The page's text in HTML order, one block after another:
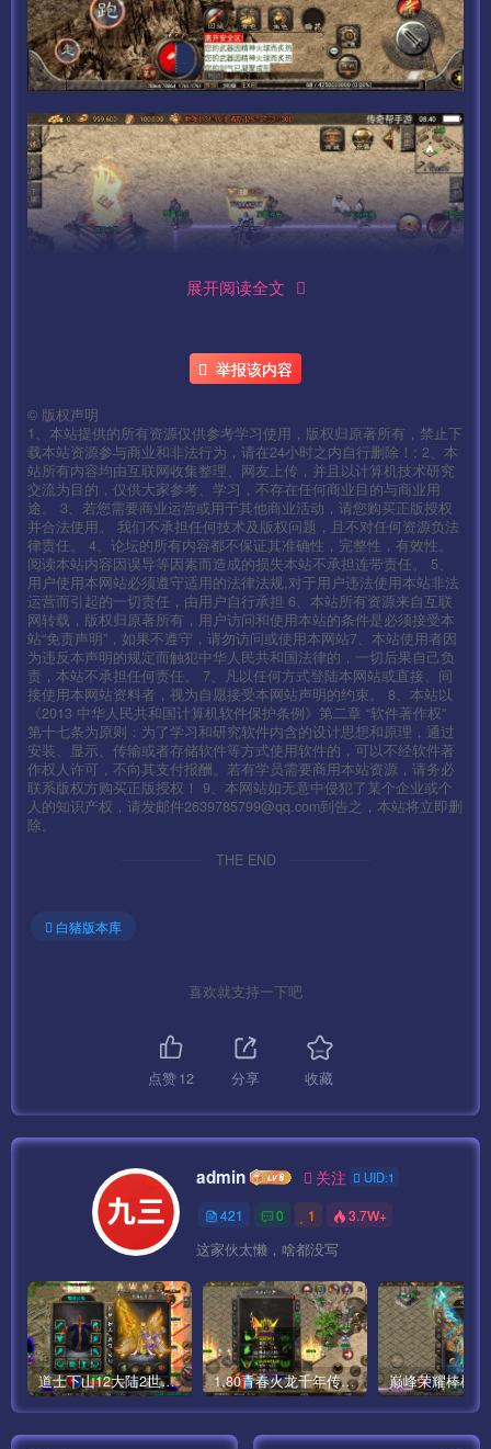
展开阅读全文
举报该内容
© 版权声明
1、本站提供的所有资源仅供参考学习使用，版权归原著所有，禁止下
载本站资源参与商业和非法行为，请在24小时之内自行删除！; 2、本
站所有内容均由互联网收集整理、网友上传，并且以计算机技术研究
交流为目的，仅供大家参考、学习，不存在任何商业目的与商业用
途。 3、若您需要商业运营或用于其他商业活动，请您购买正版授权
并合法使用。 我们不承担任何技术及版权问题，且不对任何资源负法
律责任。 4、论坛的所有内容都不保证其准确性，完整性，有效性。
阅读本站内容因误导等因素而造成的损失本站不承担连带责任。 5、
用户使用本网站必须遵守适用的法律法规,对于用户违法使用本站非法
运营而引起的一切责任，由用户自行承担 6、本站所有资源来自互联
网转载，版权归原著所有，用户访问和使用本站的条件是必须接受本
站“免责声明”，如果不遵守，请勿访问或使用本网站7、本站使用者因
为违反本声明的规定而触犯中华人民共和国法律的，一切后果自己负
责，本站不承担任何责任。 7、凡以任何方式登陆本网站或直接、间
接使用本网站资料者，视为自愿接受本网站声明的约束。 8、本站以
《2013 中华人民共和国计算机软件保护条例》第二章 “软件著作权”
第十七条为原则：为了学习和研究软件内含的设计思想和原理，通过
安装、显示、传输或者存储软件等方式使用软件的，可以不经软件著
作权人许可，不向其支付报酬。若有学员需要商用本站资源，请务必
联系版权方购买正版授权！ 9、本网站如无意中侵犯了某个企业或个
人的知识产权，请发邮件2639785799@qq.com到告之，本站将立即删
除。
THE END
白猪版本库
喜欢就支持一下吧
点赞12 分享 收藏
admin 关注 UID:1
421 0 1 3.7W+
这家伙太懒，啥都没写
道士下山12大陆2世界僵尸传奇手游版本[白猪3] 1.80青春火龙千年传奇手游完整版[白猪5]